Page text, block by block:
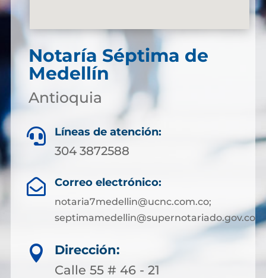
Notaría Séptima de
Medellín
Antioquia
 Líneas de atención:
304 3872588
 Correo electrónico:
notaria7medellin@ucnc.com.co;
septimamedellin@supernotariado.gov.co

Dirección:
Calle 55 # 46 - 21